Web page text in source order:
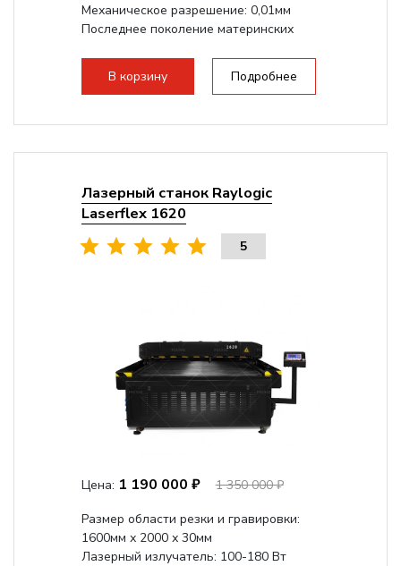
Механическое разрешение: 0,01мм
Последнее поколение материнских
В корзину Подробнее
Лазерный станок Raylogic
Laserflex 1620
5
Цена: 1 190 000 ₽
1 350 000 ₽
Размер области резки и гравировки:
1600мм х 2000 х 30мм
Лазерный излучатель: 100-180 Вт